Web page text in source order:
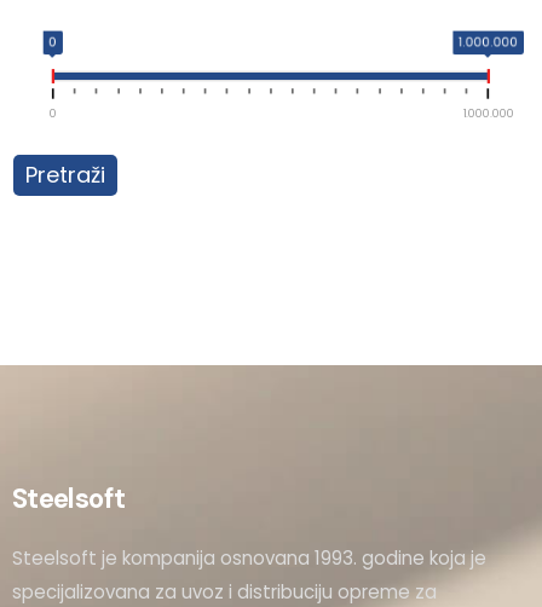
0 1.000.000
0 1.000.000
Pretraži
Steelsoft
Steelsoft je kompanija osnovana 1993. godine koja je
specijalizovana za uvoz i distribuciju opreme za